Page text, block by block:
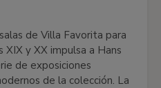
de Villa Favorita para
y XX impulsa a Hans
de exposiciones
de la colección. La